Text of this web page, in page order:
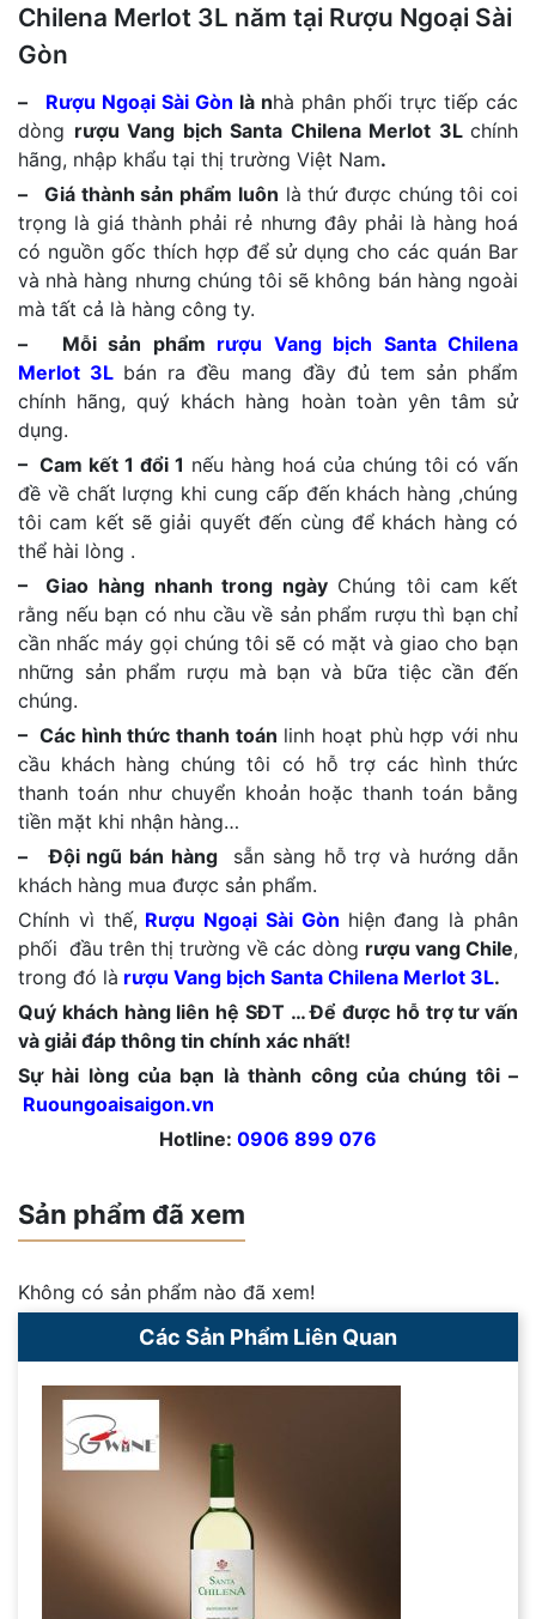
Chilena Merlot 3L năm tại Rượu Ngoại Sài
Gòn
– Rượu Ngoại Sài Gòn là nhà phân phối trực tiếp các
dòng rượu Vang bịch Santa Chilena Merlot 3L chính
hãng, nhập khẩu tại thị trường Việt Nam.
– Giá thành sản phẩm luôn là thứ được chúng tôi coi
trọng là giá thành phải rẻ nhưng đây phải là hàng hoá
có nguồn gốc thích hợp để sử dụng cho các quán Bar
và nhà hàng nhưng chúng tôi sẽ không bán hàng ngoài
mà tất cả là hàng công ty.
– Mỗi sản phẩm rượu Vang bịch Santa Chilena
Merlot 3L bán ra đều mang đầy đủ tem sản phẩm
chính hãng, quý khách hàng hoàn toàn yên tâm sử
dụng.
– Cam kết 1 đổi 1 nếu hàng hoá của chúng tôi có vấn
đề về chất lượng khi cung cấp đến khách hàng ,chúng
tôi cam kết sẽ giải quyết đến cùng để khách hàng có
thể hài lòng .
– Giao hàng nhanh trong ngày Chúng tôi cam kết
rằng nếu bạn có nhu cầu về sản phẩm rượu thì bạn chỉ
cần nhấc máy gọi chúng tôi sẽ có mặt và giao cho bạn
những sản phẩm rượu mà bạn và bữa tiệc cần đến
chúng.
– Các hình thức thanh toán linh hoạt phù hợp với nhu
cầu khách hàng chúng tôi có hỗ trợ các hình thức
thanh toán như chuyển khoản hoặc thanh toán bằng
tiền mặt khi nhận hàng…
– Đội ngũ bán hàng
sẵn sàng hỗ trợ và hướng dẫn
khách hàng mua được sản phẩm.
Chính vì thế, Rượu Ngoại Sài Gòn hiện đang là phân
phối đầu trên thị trường về các dòng rượu vang Chile,
trong đó là rượu Vang bịch Santa Chilena Merlot 3L.
Quý khách hàng liên hệ SĐT … Để được hỗ trợ tư vấn
và giải đáp thông tin chính xác nhất!
Sự hài lòng của bạn là thành công của chúng tôi –
Ruoungoaisaigon.vn
Hotline: 0906 899 076
Sản phẩm đã xem
Không có sản phẩm nào đã xem!
Các Sản Phẩm Liên Quan